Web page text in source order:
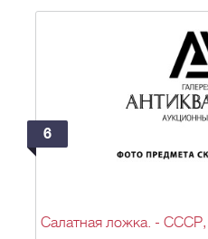
6
Салатная ложка. - СССР,